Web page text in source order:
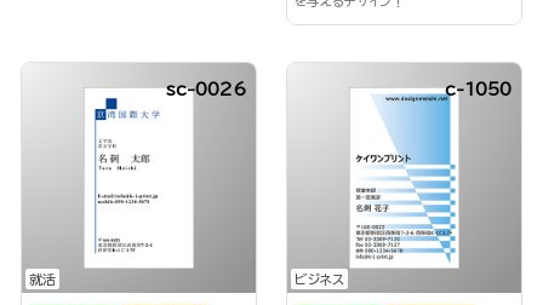
就活
sc-0026
ビジネス
c-1050